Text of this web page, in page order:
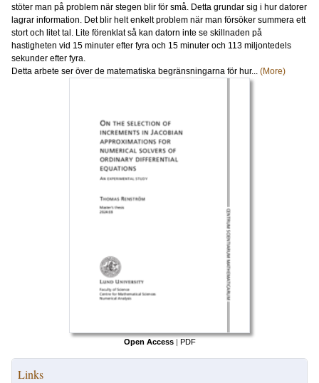
stöter man på problem när stegen blir för små. Detta grundar sig i hur datorer
lagrar information. Det blir helt enkelt problem när man försöker summera ett
stort och litet tal. Lite förenklat så kan datorn inte se skillnaden på
hastigheten vid 15 minuter efter fyra och 15 minuter och 113 miljontedels
sekunder efter fyra.
Detta arbete ser över de matematiska begränsningarna för hur... (More)
Open Access | PDF
Links